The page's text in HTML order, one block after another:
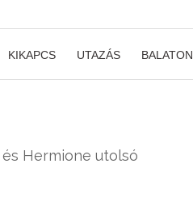
KIKAPCS UTAZÁS BALATON
Hermione utolsó